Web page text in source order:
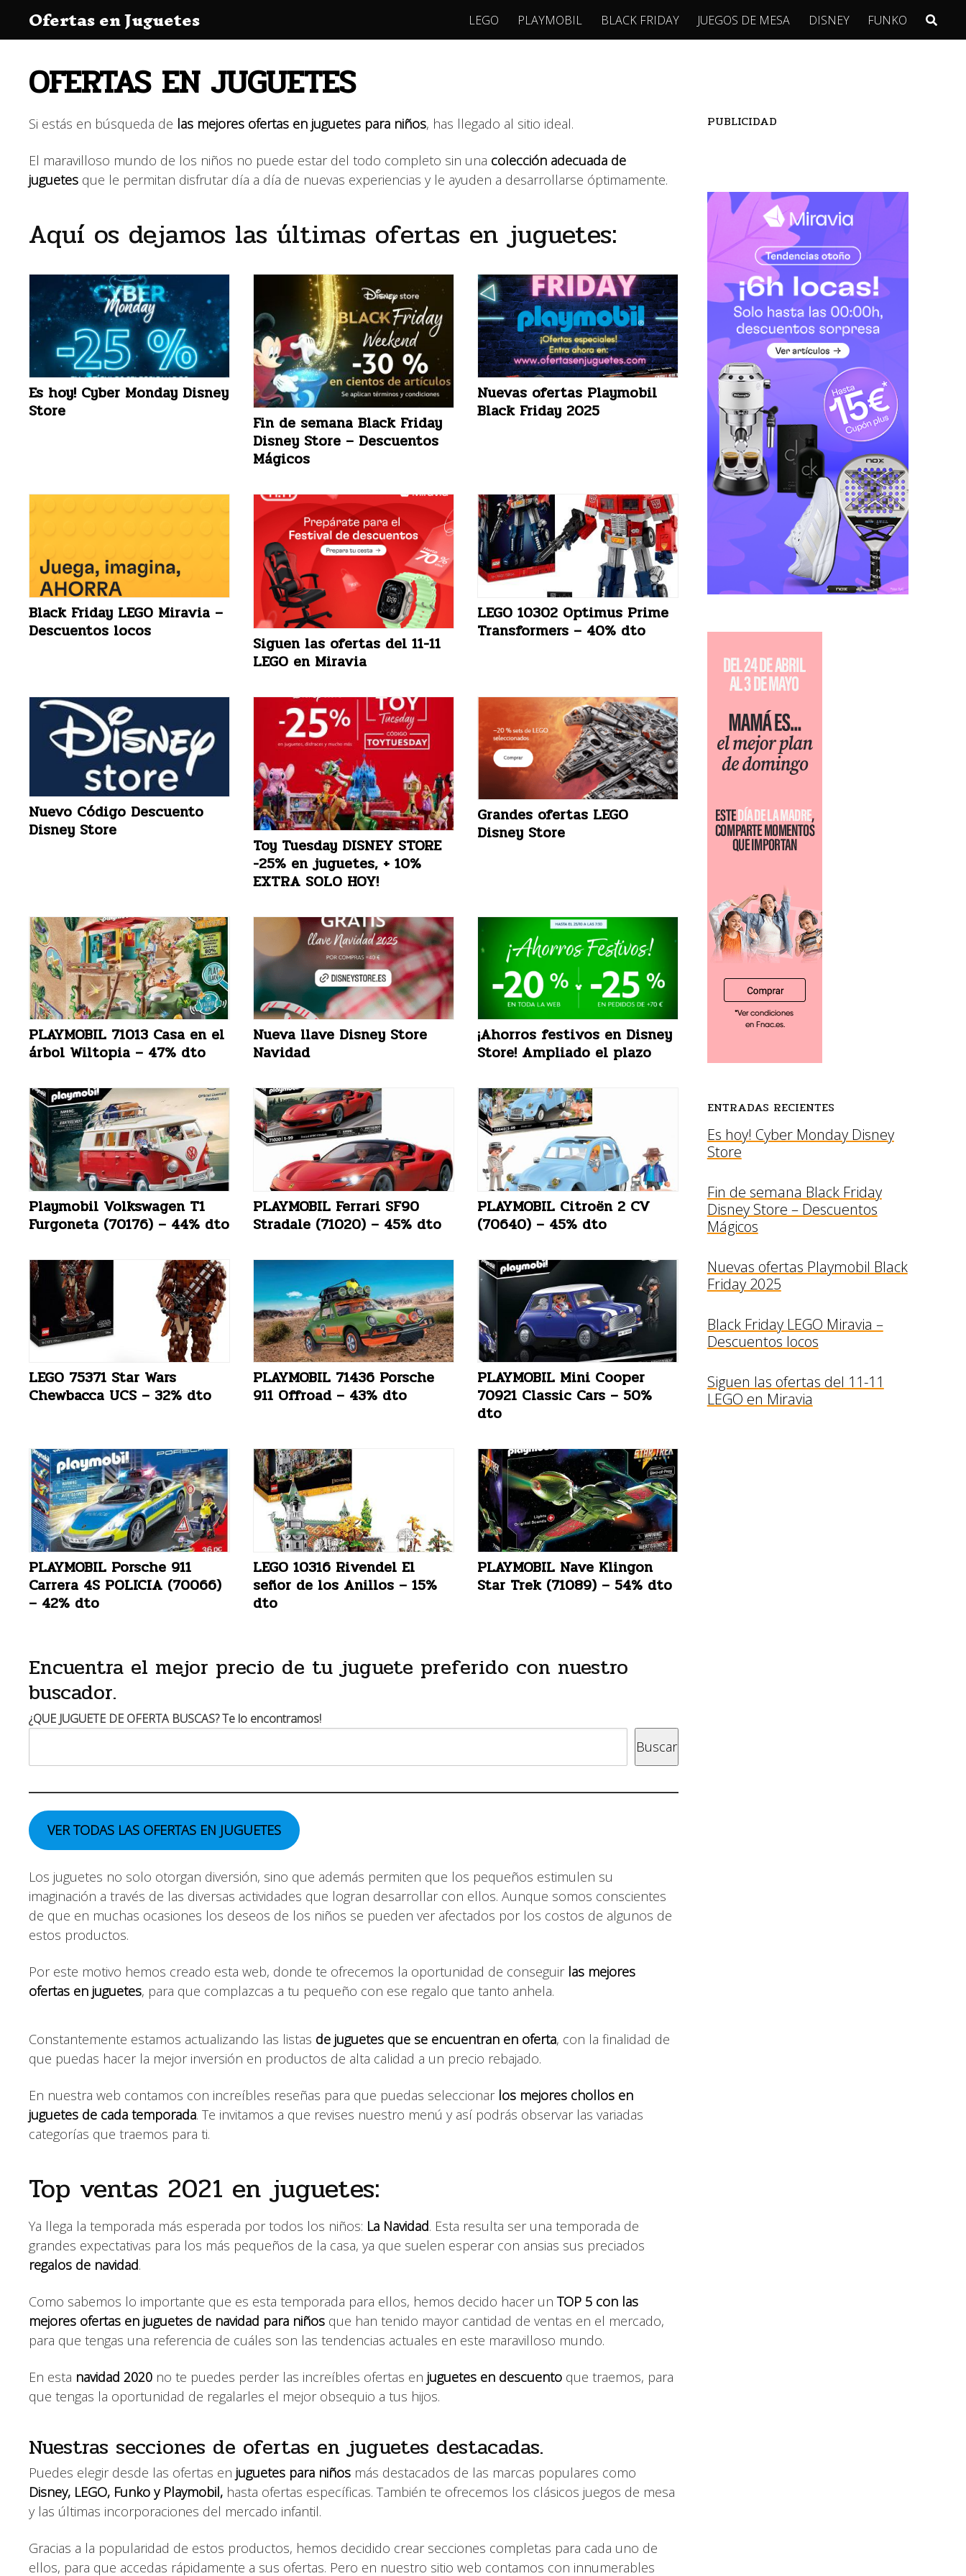
contenido
Ofertas en Juguetes LEGO PLAYMOBIL BLACK FRIDAY JUEGOS DE MESA DISNEY FUNKO
OFERTAS EN JUGUETES
Si estás en búsqueda de las mejores ofertas en juguetes para niños, has llegado al sitio ideal.
El maravilloso mundo de los niños no puede estar del todo completo sin una colección adecuada de
juguetes que le permitan disfrutar día a día de nuevas experiencias y le ayuden a desarrollarse óptimamente.
Aquí os dejamos las últimas ofertas en juguetes:
Es hoy! Cyber Monday Disney
Store
Fin de semana Black Friday
Disney Store – Descuentos
Mágicos
Nuevas ofertas Playmobil
Black Friday 2025
Black Friday LEGO Miravia –
Descuentos locos
Siguen las ofertas del 11-11
LEGO en Miravia
LEGO 10302 Optimus Prime
Transformers – 40% dto
Nuevo Código Descuento
Disney Store
Toy Tuesday DISNEY STORE
-25% en juguetes, + 10%
EXTRA SOLO HOY!
Grandes ofertas LEGO
Disney Store
PLAYMOBIL 71013 Casa en el
árbol Wiltopia – 47% dto
Nueva llave Disney Store
Navidad
¡Ahorros festivos en Disney
Store! Ampliado el plazo
Playmobil Volkswagen T1
Furgoneta (70176) – 44% dto
PLAYMOBIL Ferrari SF90
Stradale (71020) – 45% dto
PLAYMOBIL Citroën 2 CV
(70640) – 45% dto
LEGO 75371 Star Wars
Chewbacca UCS – 32% dto
PLAYMOBIL 71436 Porsche
911 Offroad – 43% dto
PLAYMOBIL Mini Cooper
70921 Classic Cars – 50%
dto
PLAYMOBIL Porsche 911
Carrera 4S POLICIA (70066)
– 42% dto
LEGO 10316 Rivendel El
señor de los Anillos – 15%
dto
PLAYMOBIL Nave Klingon
Star Trek (71089) – 54% dto
Encuentra el mejor precio de tu juguete preferido con nuestro
buscador.
¿QUE JUGUETE DE OFERTA BUSCAS? Te lo encontramos!
Buscar
VER TODAS LAS OFERTAS EN JUGUETES
Los juguetes no solo otorgan diversión, sino que además permiten que los pequeños estimulen su
imaginación a través de las diversas actividades que logran desarrollar con ellos. Aunque somos conscientes
de que en muchas ocasiones los deseos de los niños se pueden ver afectados por los costos de algunos de
estos productos.
Por este motivo hemos creado esta web, donde te ofrecemos la oportunidad de conseguir las mejores
ofertas en juguetes, para que complazcas a tu pequeño con ese regalo que tanto anhela.
Constantemente estamos actualizando las listas de juguetes que se encuentran en oferta, con la finalidad de
que puedas hacer la mejor inversión en productos de alta calidad a un precio rebajado.
En nuestra web contamos con increíbles reseñas para que puedas seleccionar los mejores chollos en
juguetes de cada temporada. Te invitamos a que revises nuestro menú y así podrás observar las variadas
categorías que traemos para ti.
Top ventas 2021 en juguetes:
Ya llega la temporada más esperada por todos los niños: La Navidad. Esta resulta ser una temporada de
grandes expectativas para los más pequeños de la casa, ya que suelen esperar con ansias sus preciados
regalos de navidad.
Como sabemos lo importante que es esta temporada para ellos, hemos decido hacer un TOP 5 con las
mejores ofertas en juguetes de navidad para niños que han tenido mayor cantidad de ventas en el mercado,
para que tengas una referencia de cuáles son las tendencias actuales en este maravilloso mundo.
En esta navidad 2020 no te puedes perder las increíbles ofertas en juguetes en descuento que traemos, para
que tengas la oportunidad de regalarles el mejor obsequio a tus hijos.
Nuestras secciones de ofertas en juguetes destacadas.
Puedes elegir desde las ofertas en juguetes para niños más destacados de las marcas populares como
Disney, LEGO, Funko y Playmobil, hasta ofertas específicas. También te ofrecemos los clásicos juegos de mesa
y las últimas incorporaciones del mercado infantil.
Gracias a la popularidad de estos productos, hemos decidido crear secciones completas para cada uno de
ellos, para que accedas rápidamente a sus ofertas. Pero en nuestro sitio web contamos con innumerables
PUBLICIDAD
ENTRADAS RECIENTES
Es hoy! Cyber Monday Disney
Store
Fin de semana Black Friday
Disney Store – Descuentos
Mágicos
Nuevas ofertas Playmobil Black
Friday 2025
Black Friday LEGO Miravia –
Descuentos locos
Siguen las ofertas del 11-11
LEGO en Miravia